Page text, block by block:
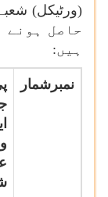
حاصل ہونے
ہیں:
نمبرشمار